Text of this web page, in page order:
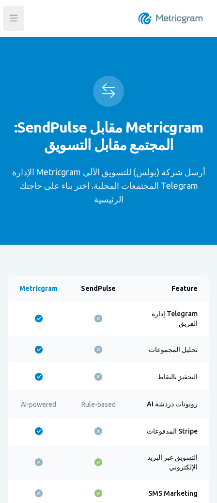
فتح
Metricgram مقابل SendPulse:
المجتمع مقابل التسويق
أرسل شركة (بولس) للتسويق الآلي Metricgram الإدارة
Telegram المجتمعات المحلية. اختر بناء على حاجتك
الرئيسية
Feature
SendPulse
Metricgram
Telegram إدارة
الفريق
تحليل المجموعات
التحفيز بالنقاط
روبوتات دردشة AI Rule-based
AI-powered
Stripe المدفوعات
التسويق عبر البريد
الإلكتروني
SMS Marketing